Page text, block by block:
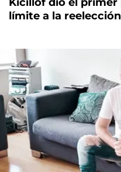
límite a la